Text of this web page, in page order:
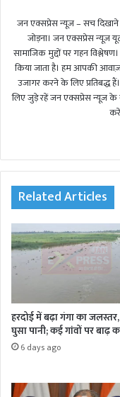
जन एक्सप्रेस न्यूज़ – सच दिखाने
जोड़ना। जन एक्सप्रेस न्यूज़
सामाजिक मुद्दों पर गहन
किया जाता है। हम आपकी
उजागर करने के लिए प्रतिबद्ध
लिए जुड़े रहें जन एक्सप्रेस न्यूज़ के
Related Articles
हरदोई में बढ़ा गंगा का
घुसा पानी; कई गांवों पर बाढ़
6 days ago